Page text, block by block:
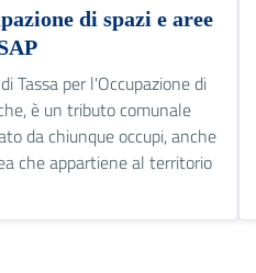
di spazi e aree
Tassa per l'Occupazione di
è un tributo comunale
da chiunque occupi, anche
che appartiene al territorio